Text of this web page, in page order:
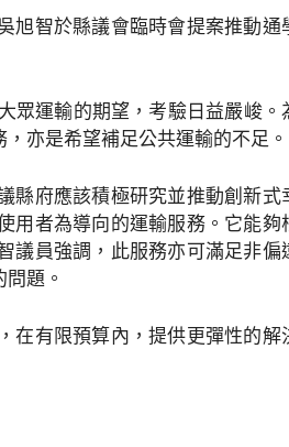
智於縣議會臨時會提案推動
運輸的期望，考驗日益嚴峻
亦是希望補足公共運輸的不足。
府應該積極研究並推動創新
者為導向的運輸服務。它能
員強調，此服務亦可滿足非
題。
有限預算內，提供更彈性的